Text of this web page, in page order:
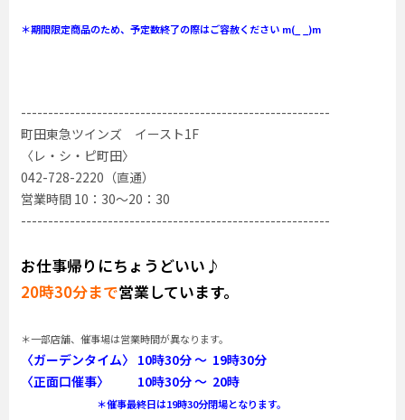
＊期間限定商品のため、予定数終了の際はご容赦ください m(_ _)m
---------------------------------------------------------
町田東急ツインズ イースト1F
〈レ・シ・ピ町田〉
042-728-2220（直通）
営業時間 10：30～20：30
---------------------------------------------------------
お仕事帰りにちょうどいい♪
20時30分まで営業しています。
＊一部店舗、催事場は営業時間が異なります。
〈ガーデンタイム〉 10時30分 ～ 19時30分
〈正面口催事〉 10時30分 ～ 20時
＊催事最終日は19時30分閉場となります。